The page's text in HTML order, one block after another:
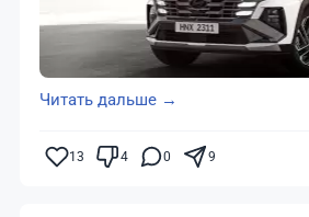
Читать дальше →
13 4 0 9